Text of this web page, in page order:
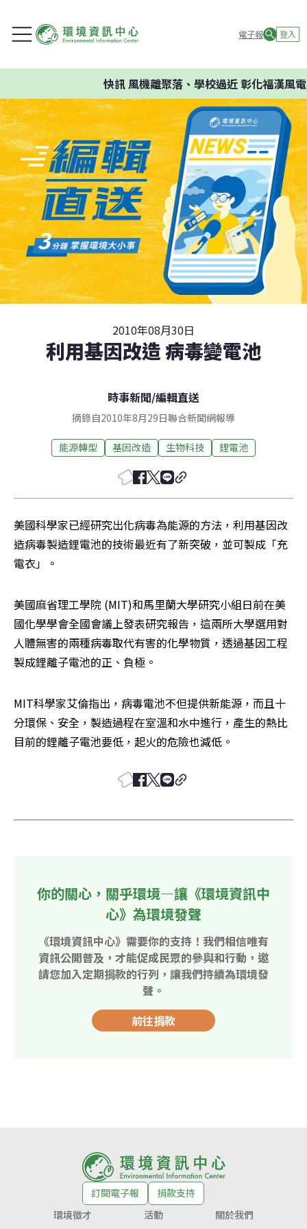
電子報 登入
快訊風機離聚落、學校過近 彰化福漢風電
2010年08月30日
利用基因改造 病毒變電池
時事新聞/編輯直送
摘錄自2010年8月29日聯合新聞網報導
能源轉型 基因改造 生物科技 鋰電池
美國科學家已經研究出化病毒為能源的方法，利用基因改
造病毒製造鋰電池的技術最近有了新突破，並可製成「充
電衣」。
美國麻省理工學院 (MIT)和馬里蘭大學研究小組日前在美
國化學學會全國會議上發表研究報告，這兩所大學選用對
人體無害的兩種病毒取代有害的化學物質，透過基因工程
製成鋰離子電池的正、負極。
MIT科學家艾倫指出，病毒電池不但提供新能源，而且十
分環保、安全，製造過程在室溫和水中進行，產生的熱比
目前的鋰離子電池要低，起火的危險也減低。
你的關心，關乎環境—讓《環境資訊中
心》為環境發聲
《環境資訊中心》需要你的支持！我們相信唯有
資訊公開普及，才能促成民眾的參與和行動，邀
請您加入定期捐款的行列，讓我們持續為環境發
聲。
前往捐款
訂閱電子報
捐款支持
環境徵才
活動
關於我們